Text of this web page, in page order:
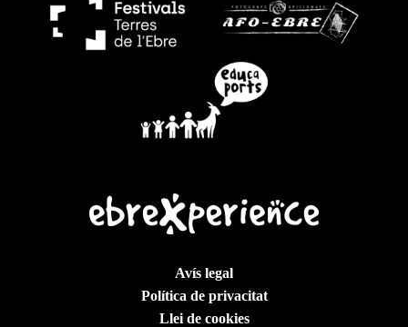
Avís legal
Política de privacitat
Llei de cookies